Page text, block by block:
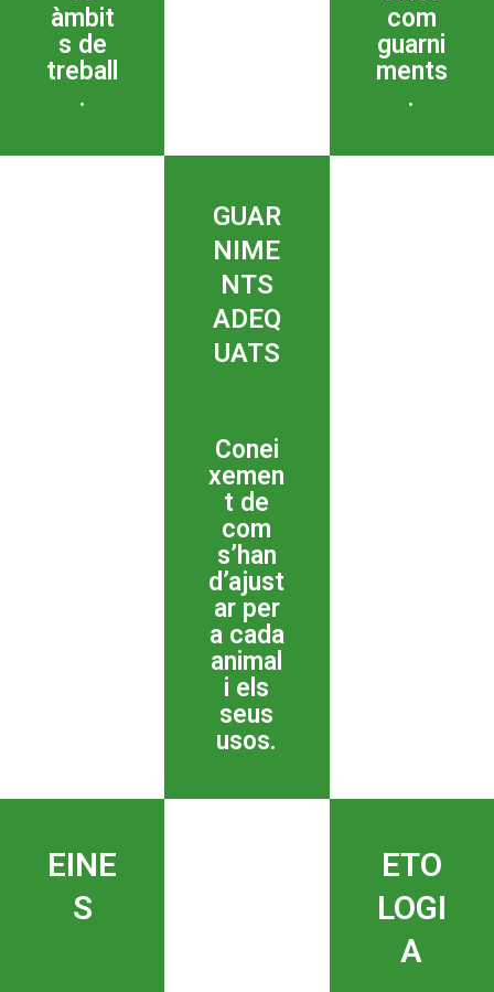
àmbit
s de
treball
.
com
guarni
ments
.
GUAR
NIME
NTS
ADEQ
UATS
Conei
xemen
t de
com
s’han
d’ajust
ar per
a cada
animal
i els
seus
usos.
EINE
S
ETO
LOGI
A